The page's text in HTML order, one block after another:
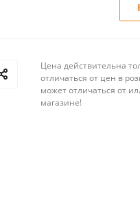
Цена действительна
отличаться от цен в
может отличаться от
магазине!